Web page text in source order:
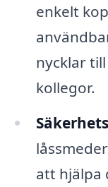
enkelt
nycklar
kollegor.
att hjälpa